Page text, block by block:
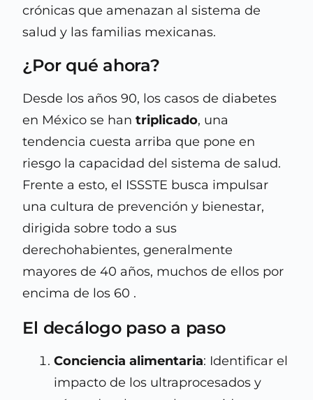
crónicas que amenazan al sistema de
salud y las familias mexicanas.
¿Por qué ahora?
Desde los años 90, los casos de diabetes
en México se hantriplicado, una
tendencia cuesta arriba que pone en
riesgo la capacidad del sistema de salud.
Frente a esto, el ISSSTE busca impulsar
una cultura de prevención y bienestar,
dirigida sobre todo a sus
derechohabientes, generalmente
mayores de 40 años, muchos de ellos por
encima de los 60 .
El decálogo paso a paso
Conciencia alimentaria: Identificar el
impacto de los ultraprocesados y